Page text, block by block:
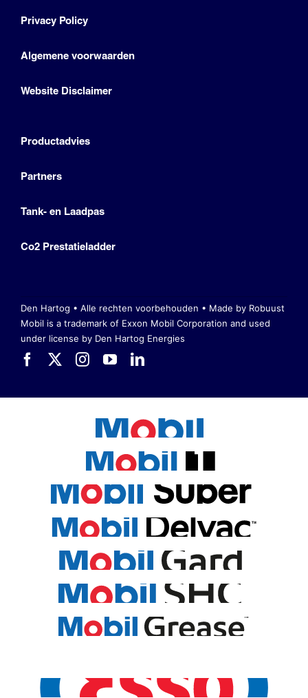
Privacy Policy
Algemene voorwaarden
Website Disclaimer
Productadvies
Partners
Tank- en Laadpas
Co2 Prestatieladder
Den Hartog • Alle rechten voorbehouden • Made by Robuust
Mobil is a trademark of Exxon Mobil Corporation and used
under license by Den Hartog Energies